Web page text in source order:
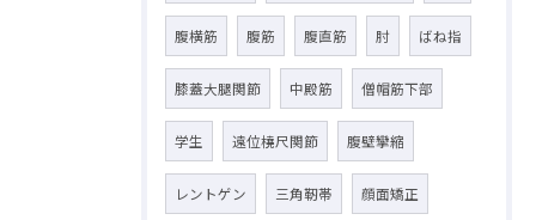
腹横筋 腹筋 腹直筋 肘 ばね指
膝蓋大腿関節 中殿筋 僧帽筋下部
学生 遠位橈尺関節 腹壁攣縮
レントゲン 三角靭帯 顔面矯正